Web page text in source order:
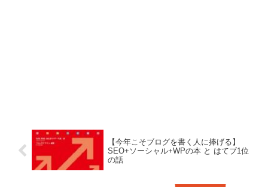
【今年こそブログを書く人に捧げる】
SEO+ソーシャル+WPの本 と はてブ1位
の話